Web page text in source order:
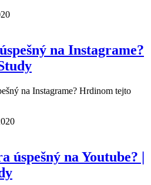
na Instagrame?
na Instagrame? Hrdinom tejto
úspešný na Youtube? |